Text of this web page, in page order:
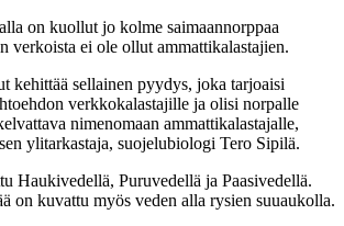
on kuollut jo kolme saimaannorppaa
verkoista ei ole ollut ammattikalastajien.
kehittää sellainen pyydys, joka tarjoaisi
verkkokalastajille ja olisi norpalle
nimenomaan ammattikalastajalle,
ylitarkastaja, suojelubiologi Tero Sipilä.
Haukivedellä, Puruvedellä ja Paasivedellä.
on kuvattu myös veden alla rysien suuaukolla.